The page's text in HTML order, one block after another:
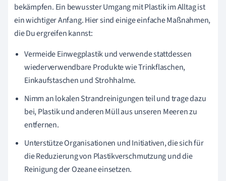
bekämpfen. Ein bewusster Umgang mit Plastik im Alltag ist
ein wichtiger Anfang. Hier sind einige einfache Maßnahmen,
die Du ergreifen kannst:
Vermeide Einwegplastik und verwende stattdessen
wiederverwendbare Produkte wie Trinkflaschen,
Einkaufstaschen und Strohhalme.
Nimm an lokalen Strandreinigungen teil und trage dazu
bei, Plastik und anderen Müll aus unseren Meeren zu
entfernen.
Unterstütze Organisationen und Initiativen, die sich für
die Reduzierung von Plastikverschmutzung und die
Reinigung der Ozeane einsetzen.